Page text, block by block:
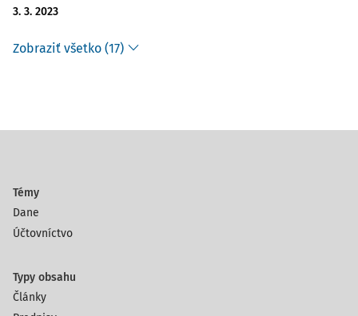
3. 3. 2023
Zobraziť všetko (17)
Témy
Dane
Účtovníctvo
Typy obsahu
Články